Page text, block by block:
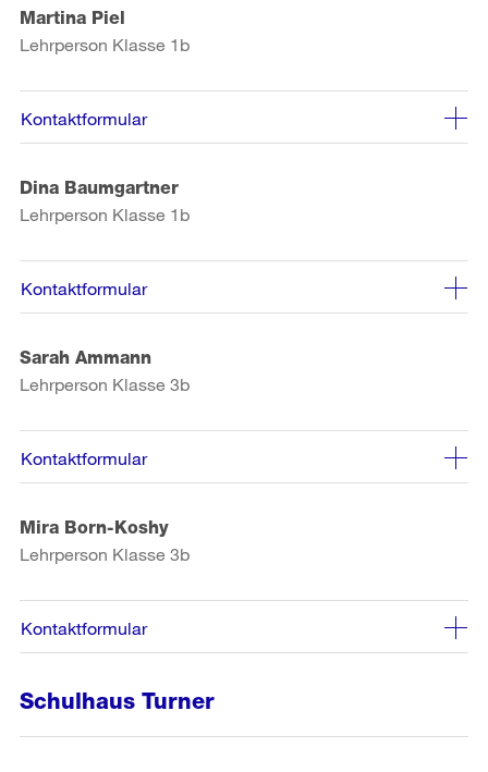
Martina Piel
Lehrperson Klasse 1b
Kontaktformular
Dina Baumgartner
Lehrperson Klasse 1b
Kontaktformular
Sarah Ammann
Lehrperson Klasse 3b
Kontaktformular
Mira Born-Koshy
Lehrperson Klasse 3b
Kontaktformular
Schulhaus Turner